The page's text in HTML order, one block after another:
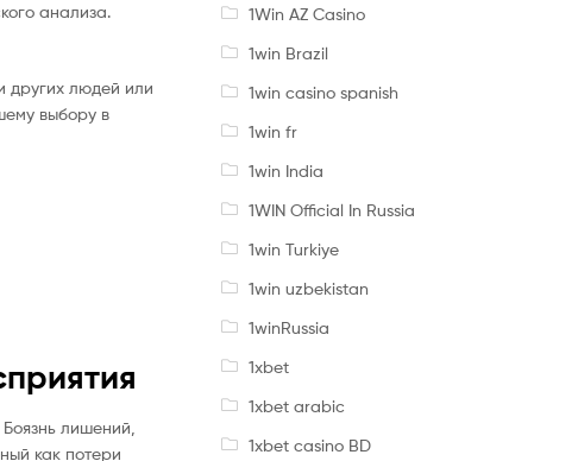
анализа.
других людей или
выбору в
лишений,
как потери
1Win AZ Casino
1win Brazil
1win casino spanish
1win fr
1win India
1WIN Official In Russia
1win Turkiye
1win uzbekistan
1winRussia
1xbet
1xbet arabic
1xbet casino BD